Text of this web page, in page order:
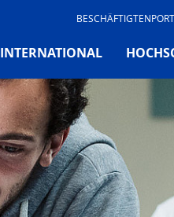
INTERNATIONAL